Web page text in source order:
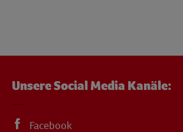
Unsere Social Media Kanäle:
Facebook